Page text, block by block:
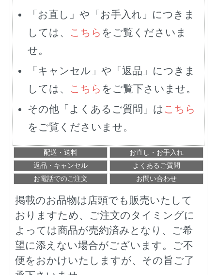
「お直し」や「お手入れ」につきま
しては、 こちら をご覧くださいま
せ。
「キャンセル」や「返品」につきま
しては、 こちら をご覧下さいませ。
その他「よくあるご質問」は こちら
をご覧くださいませ。
配送・送料
お直し・お手入れ
返品・キャンセル
よくあるご質問
お電話でのご注文
お問い合わせ
掲載のお品物は店頭でも販売いたして
おりますため、ご注文のタイミングに
よっては商品が売約済みとなり、ご希
望に添えない場合がございます。ご不
便をおかけいたしますが、その旨ご了